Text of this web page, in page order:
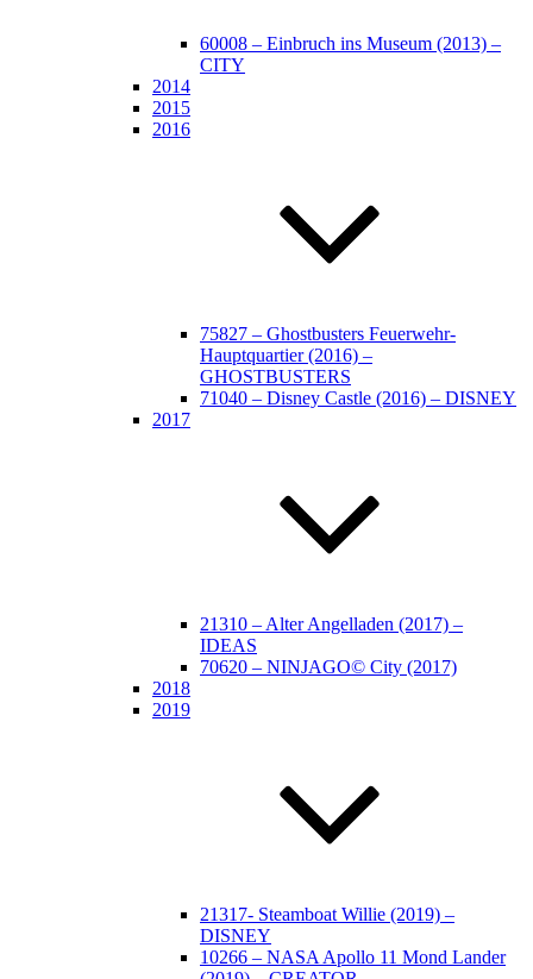
60008 – Einbruch ins Museum (2013) –
CITY
2014
2015
2016
75827 – Ghostbusters Feuerwehr-
Hauptquartier (2016) –
GHOSTBUSTERS
71040 – Disney Castle (2016) – DISNEY
2017
21310 – Alter Angelladen (2017) –
IDEAS
70620 – NINJAGO© City (2017)
2018
2019
21317- Steamboat Willie (2019) –
DISNEY
10266 – NASA Apollo 11 Mond Lander